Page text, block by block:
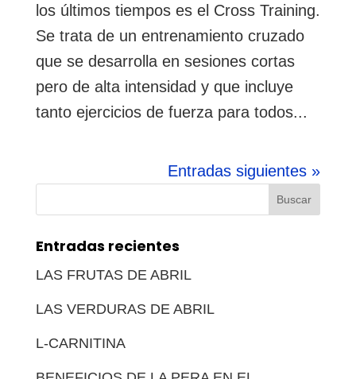
los últimos tiempos es el Cross Training.
Se trata de un entrenamiento cruzado
que se desarrolla en sesiones cortas
pero de alta intensidad y que incluye
tanto ejercicios de fuerza para todos...
Entradas siguientes »
Entradas recientes
LAS FRUTAS DE ABRIL
LAS VERDURAS DE ABRIL
L-CARNITINA